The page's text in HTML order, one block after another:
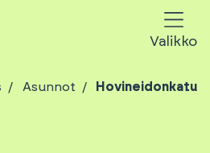
Valikko
Asunnot
Hovineidonkatu